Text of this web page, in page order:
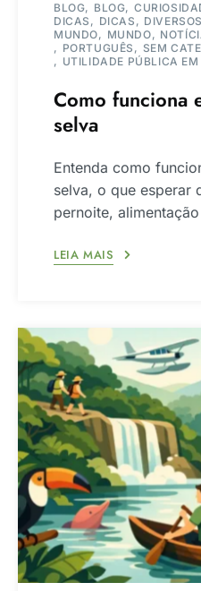
BLOG BLOG
DICAS
DICAS DIVERSOS
MUNDO
MUNDO
PORTUGUÊS
SEM
UTILIDADE PÚBLICA
Como funciona
selva
Entenda como
selva, o que esperar
pernoite,
LEIA MAIS